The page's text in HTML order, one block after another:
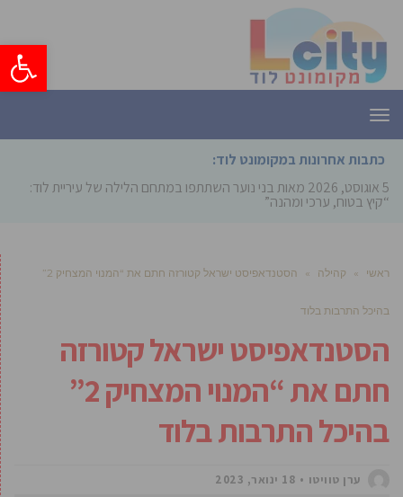
פתח
תפריט
כתבות אחרונות במקומונט לוד:
5 אוגוסט, 2026
מאות בני נוער השתתפו במתחם הלילה של עיריית לוד:
“קיץ בטוח, ערכי ומהנה”
ראשי » קהילה » הסטנדאפיסט ישראל קטורזה חתם את “המנוי המצחיק 2”
בהיכל התרבות בלוד
הסטנדאפיסט ישראל קטורזה
חתם את “המנוי המצחיק 2”
בהיכל התרבות בלוד
ערן טוויטו 18 ינואר, 2023